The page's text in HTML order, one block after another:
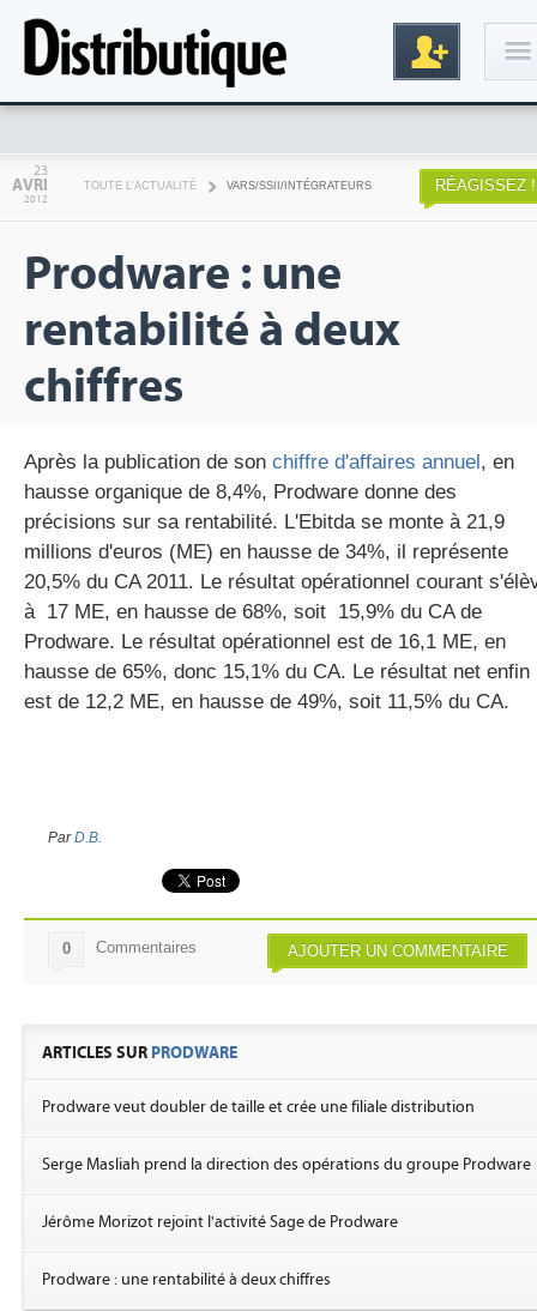
gratuite
23
AVRI
2012
TOUTE L'ACTUALITÉ VARS/SSII/INTÉGRATEURS RÉAGISSEZ !
Prodware : une
rentabilité à deux
chiffres
Après la publication de son chiffre d'affaires annuel, en
hausse organique de 8,4%, Prodware donne des
précisions sur sa rentabilité. L'Ebitda se monte à 21,9
millions d'euros (ME) en hausse de 34%, il représente
20,5% du CA 2011. Le résultat opérationnel courant
à 17 ME, en hausse de 68%, soit 15,9% du CA de
Prodware. Le résultat opérationnel est de 16,1 ME, en
hausse de 65%, donc 15,1% du CA. Le résultat net enfin
est de 12,2 ME, en hausse de 49%, soit 11,5% du CA.
ParD.B.
AJOUTER UN COMMENTAIRE
0 Commentaires
ARTICLES SUR PRODWARE
Prodware veut doubler de taille et crée une filiale distribution
Serge Masliah prend la direction des opérations du groupe Prodware
Jérôme Morizot rejoint l'activité Sage de Prodware
Prodware : une rentabilité à deux chiffres